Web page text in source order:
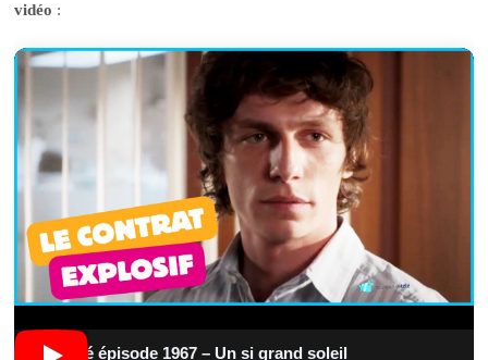
vidéo :
Résumé épisode 1967 – Un si grand soleil